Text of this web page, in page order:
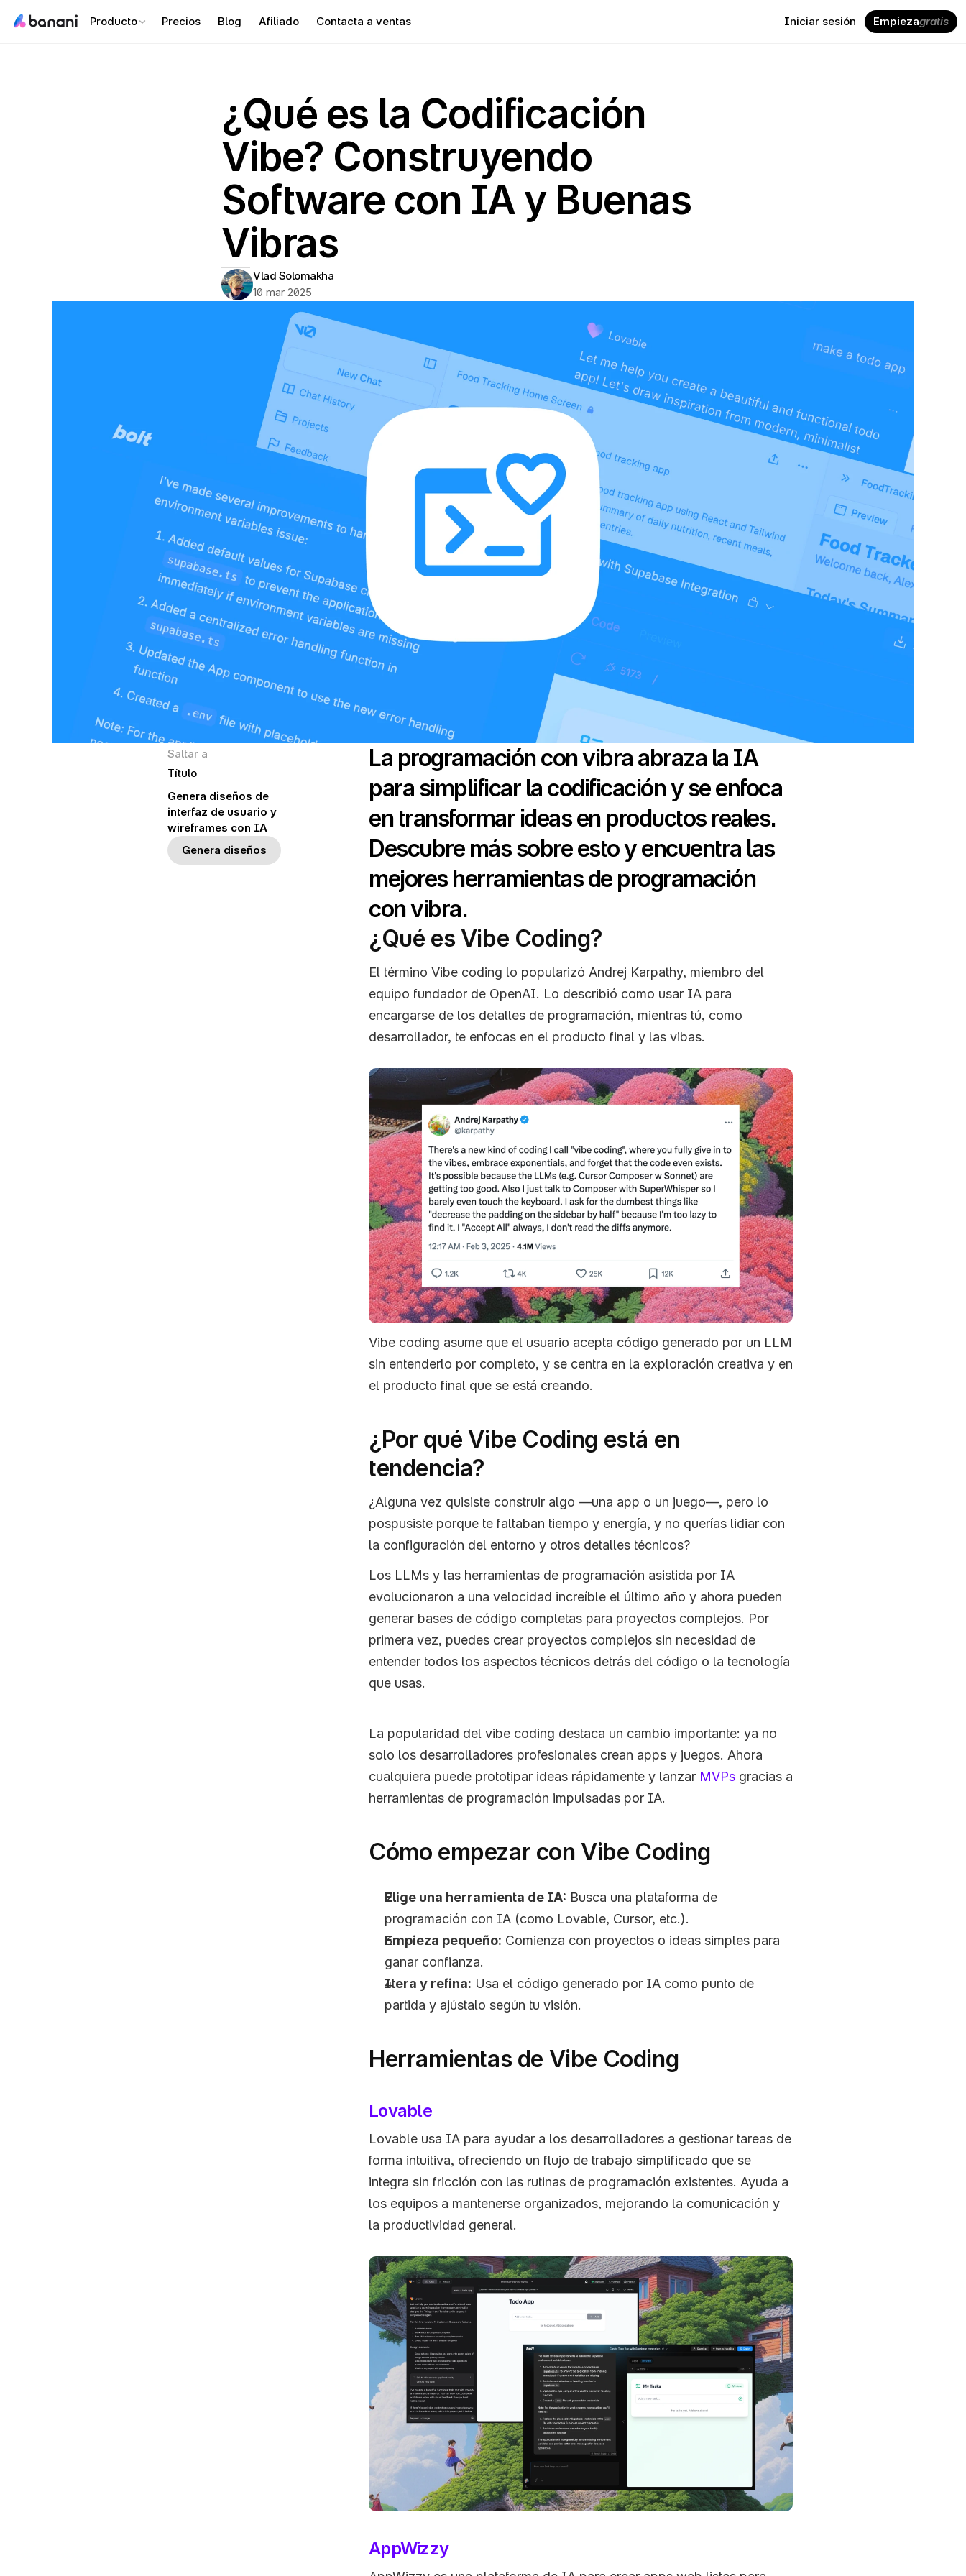
Producto Precios Blog Afiliado Contacta a ventas Iniciar sesión Empiezagratis
¿Qué es la Codificación
Vibe? Construyendo
Software con IA y Buenas
Vibras
Vlad Solomakha
10 mar 2025
Saltar a
Título
Genera diseños de
interfaz de usuario y
wireframes con IA
Genera diseños
La programación con vibra abraza la IA
para simplificar la codificación y se enfoca
en transformar ideas en productos reales.
Descubre más sobre esto y encuentra las
mejores herramientas de programación
con vibra.
¿Qué es Vibe Coding?
El término Vibe coding lo popularizó Andrej Karpathy, miembro del
equipo fundador de OpenAI. Lo describió como usar IA para
encargarse de los detalles de programación, mientras tú, como
desarrollador, te enfocas en el producto final y las vibas.
Vibe coding asume que el usuario acepta código generado por un LLM
sin entenderlo por completo, y se centra en la exploración creativa y en
el producto final que se está creando.
¿Por qué Vibe Coding está en
tendencia?
¿Alguna vez quisiste construir algo —una app o un juego—, pero lo
pospusiste porque te faltaban tiempo y energía, y no querías lidiar con
la configuración del entorno y otros detalles técnicos?
Los LLMs y las herramientas de programación asistida por IA
evolucionaron a una velocidad increíble el último año y ahora pueden
generar bases de código completas para proyectos complejos. Por
primera vez, puedes crear proyectos complejos sin necesidad de
entender todos los aspectos técnicos detrás del código o la tecnología
que usas.
La popularidad del vibe coding destaca un cambio importante: ya no
solo los desarrolladores profesionales crean apps y juegos. Ahora
cualquiera puede prototipar ideas rápidamente y lanzar MVPs gracias a
herramientas de programación impulsadas por IA.
Cómo empezar con Vibe Coding
Elige una herramienta de IA: Busca una plataforma de
programación con IA (como Lovable, Cursor, etc.).
Empieza pequeño: Comienza con proyectos o ideas simples para
ganar confianza.
Itera y refina: Usa el código generado por IA como punto de
partida y ajústalo según tu visión.
Herramientas de Vibe Coding
Lovable
Lovable usa IA para ayudar a los desarrolladores a gestionar tareas de
forma intuitiva, ofreciendo un flujo de trabajo simplificado que se
integra sin fricción con las rutinas de programación existentes. Ayuda a
los equipos a mantenerse organizados, mejorando la comunicación y
la productividad general.
AppWizzy